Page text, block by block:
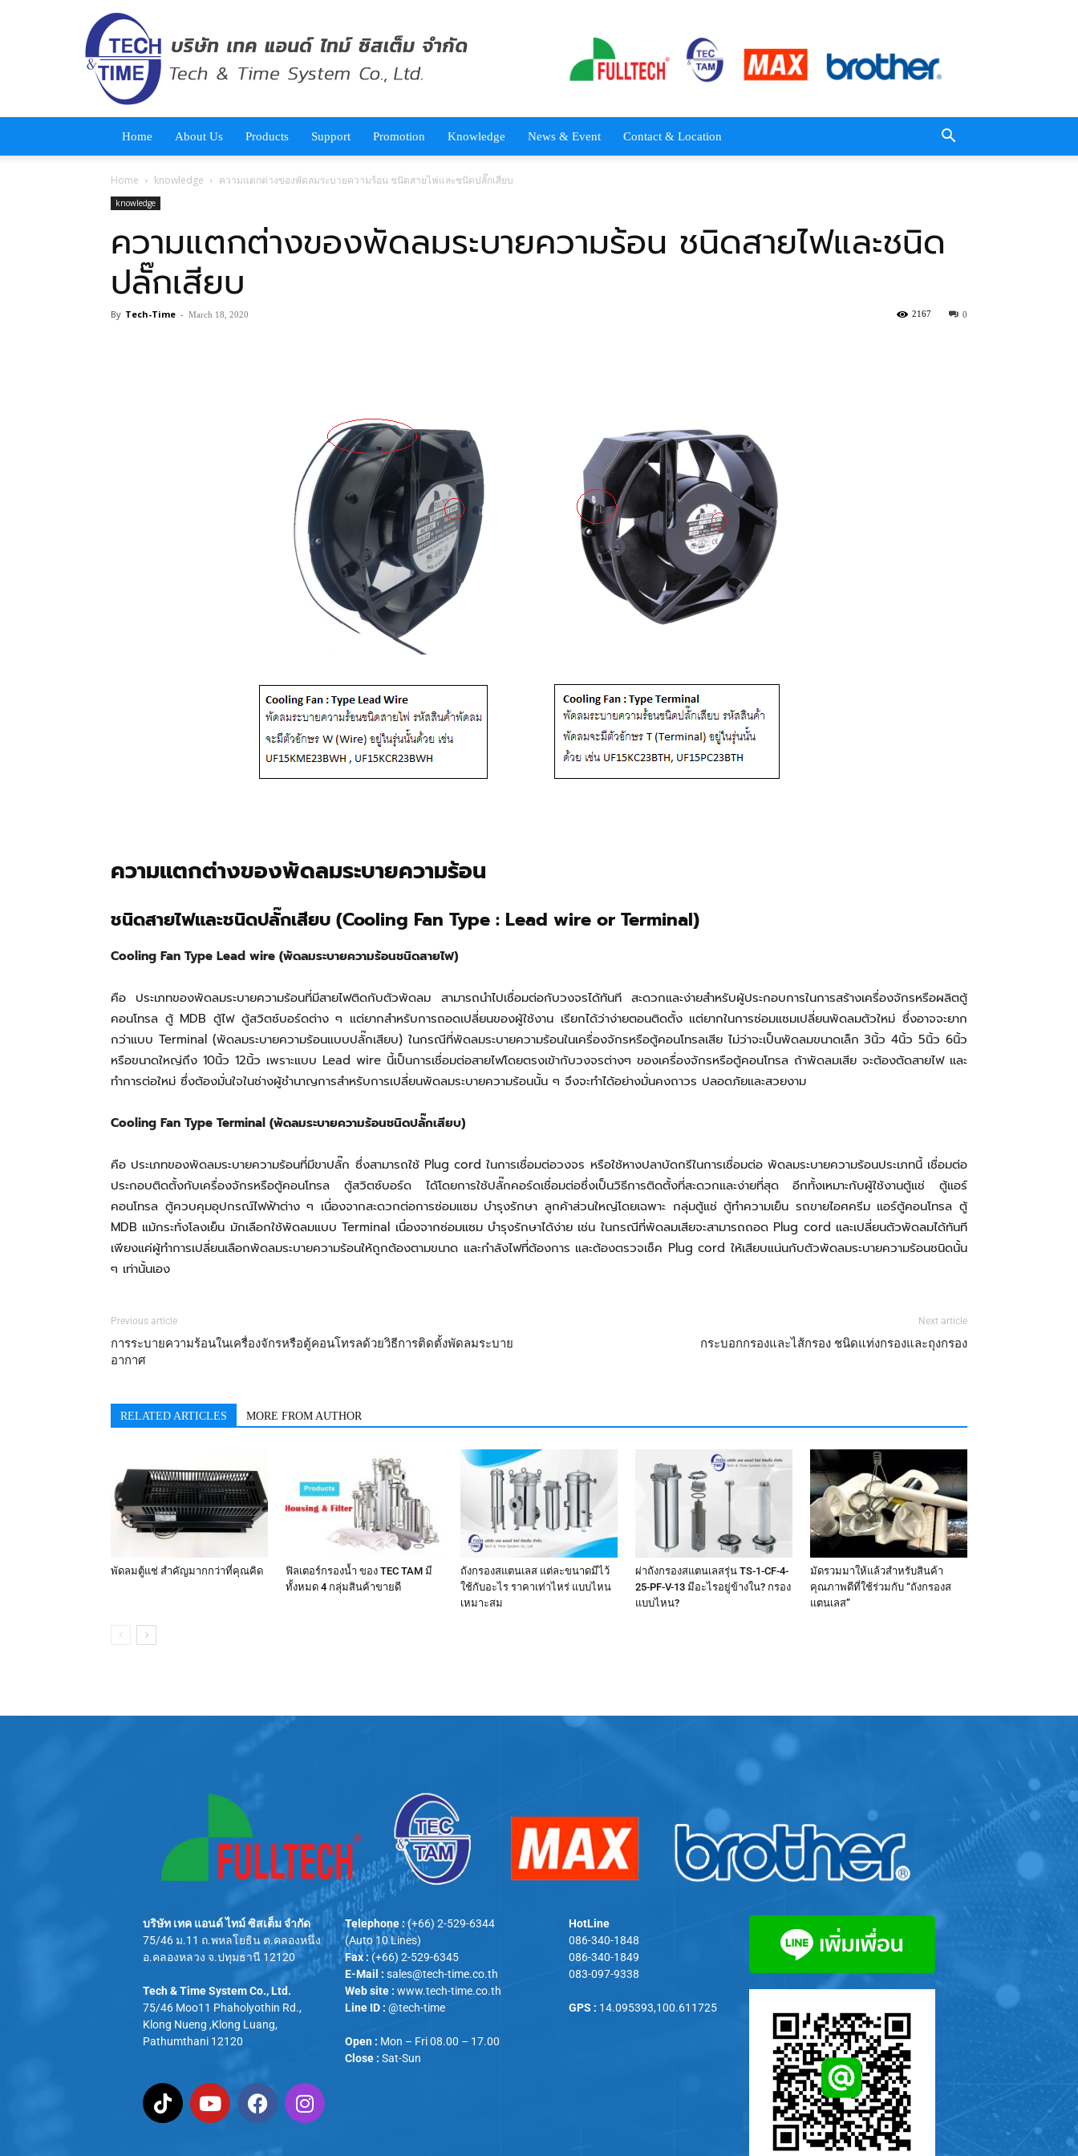
time.co.th
Home About Us Products Support Promotion Knowledge News & Event Contact & Location
Home knowledge ความแตกต่างของพัดลมระบายความร้อน ชนิดสายไฟและชนิดปลั๊กเสียบ
knowledge
ความแตกต่างของพัดลมระบายความร้อน ชนิดสายไฟและชนิด
ปลั๊กเสียบ
By Tech-Time - March 18, 2020 0
2167
ความแตกต่างของพัดลมระบายความร้อน
ชนิดสายไฟและชนิดปลั๊กเสียบ (Cooling Fan Type : Lead wire or Terminal)
Cooling Fan Type Lead wire (พัดลมระบายความร้อนชนิดสายไฟ)
คือ ประเภทของพัดลมระบายความร้อนที่มีสายไฟติดกับตัวพัดลม สามารถนำไปเชื่อมต่อกับวงจรได้ทันที สะดวกและง่ายสำหรับผู้ประกอบการในการสร้างเครื่องจักรหรือผลิตตู้
คอนโทรล ตู้ MDB ตู้ไฟ ตู้สวิตซ์บอร์ดต่าง ๆ แต่ยากสำหรับการถอดเปลี่ยนของผู้ใช้งาน เรียกได้ว่าง่ายตอนติดตั้ง แต่ยากในการซ่อมแซมเปลี่ยนพัดลมตัวใหม่ ซึ่งอาจจะยาก
กว่าแบบ Terminal (พัดลมระบายความร้อนแบบปลั๊กเสียบ) ในกรณีที่พัดลมระบายความร้อนในเครื่องจักรหรือตู้คอนโทรลเสีย ไม่ว่าจะเป็นพัดลมขนาดเล็ก 3นิ้ว 4นิ้ว 5นิ้ว 6นิ้ว
หรือขนาดใหญ่ถึง 10นิ้ว 12นิ้ว เพราะแบบ Lead wire นี้เป็นการเชื่อมต่อสายไฟโดยตรงเข้ากับวงจรต่างๆ ของเครื่องจักรหรือตู้คอนโทรล ถ้าพัดลมเสีย จะต้องตัดสายไฟ และ
ทำการต่อใหม่ ซึ่งต้องมั่นใจในช่างผู้ชำนาญการสำหรับการเปลี่ยนพัดลมระบายความร้อนนั้น ๆ จึงจะทำได้อย่างมั่นคงถาวร ปลอดภัยและสวยงาม
Cooling Fan Type Terminal (พัดลมระบายความร้อนชนิดปลั๊กเสียบ)
คือ ประเภทของพัดลมระบายความร้อนที่มีขาปลั๊ก ซึ่งสามารถใช้ Plug cord ในการเชื่อมต่อวงจร หรือใช้หางปลาบัดกรีในการเชื่อมต่อ พัดลมระบายความร้อนประเภทนี้ เชื่อมต่อ
ประกอบติดตั้งกับเครื่องจักรหรือตู้คอนโทรล ตู้สวิตซ์บอร์ด ได้โดยการใช้ปลั๊กคอร์ดเชื่อมต่อซึ่งเป็นวิธีการติดตั้งที่สะดวกและง่ายที่สุด อีกทั้งเหมาะกับผู้ใช้งานตู้แช่ ตู้แอร์
คอนโทรล ตู้ควบคุมอุปกรณ์ไฟฟ้าต่าง ๆ เนื่องจากสะดวกต่อการซ่อมแซม บำรุงรักษา ลูกค้าส่วนใหญ่โดยเฉพาะ กลุ่มตู้แช่ ตู้ทำความเย็น รถขายไอศครีม แอร์ตู้คอนโทรล ตู้
MDB แม้กระทั่งโลงเย็น มักเลือกใช้พัดลมแบบ Terminal เนื่องจากซ่อมแซม บำรุงรักษาได้ง่าย เช่น ในกรณีที่พัดลมเสียจะสามารถถอด Plug cord และเปลี่ยนตัวพัดลมได้ทันที
เพียงแค่ผู้ทำการเปลี่ยนเลือกพัดลมระบายความร้อนให้ถูกต้องตามขนาด และกำลังไฟที่ต้องการ และต้องตรวจเช็ค Plug cord ให้เสียบแน่นกับตัวพัดลมระบายความร้อนชนิดนั้น
ๆ เท่านั้นเอง
Previous article
การระบายความร้อนในเครื่องจักรหรือตู้คอนโทรลด้วยวิธีการติดตั้งพัดลมระบาย
อากาศ
Next article
กระบอกกรองและไส้กรอง ชนิดแท่งกรองและถุงกรอง
RELATED ARTICLES MORE FROM AUTHOR
พัดลมตู้แช่ สำคัญมากกว่าที่คุณคิด
ฟิลเตอร์กรองน้ำ ของ TEC TAM มี
ทั้งหมด 4 กลุ่มสินค้าขายดี
ถังกรองสแตนเลส แต่ละขนาดมีไว้
ใช้กับอะไร ราคาเท่าไหร่ แบบไหน
เหมาะสม
ผ่าถังกรองสแตนเลสรุ่น TS-1-CF-4-
25-PF-V-13 มีอะไรอยู่ข้างใน? กรอง
แบบไหน?
มัดรวมมาให้แล้วสำหรับสินค้า
คุณภาพดีที่ใช้ร่วมกับ “ถังกรองส
แตนเลส”
บริษัท เทค แอนด์ ไทม์ ซิสเต็ม จำกัด
75/46 ม.11 ถ.พหลโยธิน ต.คลองหนึ่ง
อ.คลองหลวง จ.ปทุมธานี 12120
Tech & Time System Co., Ltd.
75/46 Moo11 Phaholyothin Rd.,
Klong Nueng ,Klong Luang,
Pathumthani 12120
Telephone :(+66) 2-529-6344
(Auto 10 Lines)
Fax : (+66) 2-529-6345
E-Mail : sales@tech-time.co.th
Web site : www.tech-time.co.th
Line ID : @tech-time
Open : Mon – Fri 08.00 – 17.00
Close : Sat-Sun
HotLine
086-340-1848
086-340-1849
083-097-9338
GPS : 14.095393,100.611725